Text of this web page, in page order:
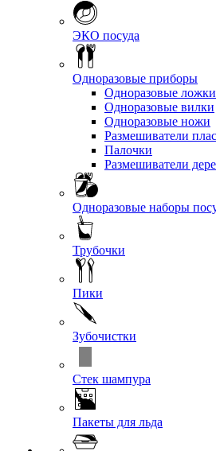
ЭКО посуда
Одноразовые приборы
Одноразовые ложки
Одноразовые вилки
Одноразовые ножи
Размешиватели
Палочки
Размешиватели
Одноразовые наборы
Трубочки
Пики
Зубочистки
Стек шампура
Пакеты для льда